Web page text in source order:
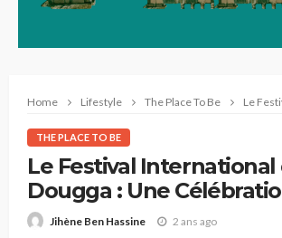
Home Lifestyle The Place To Be Le Festival International de
THE PLACE TO BE
Le Festival International
Dougga : Une
Culture et de la
Jihène Ben Hassine 2 ans ago